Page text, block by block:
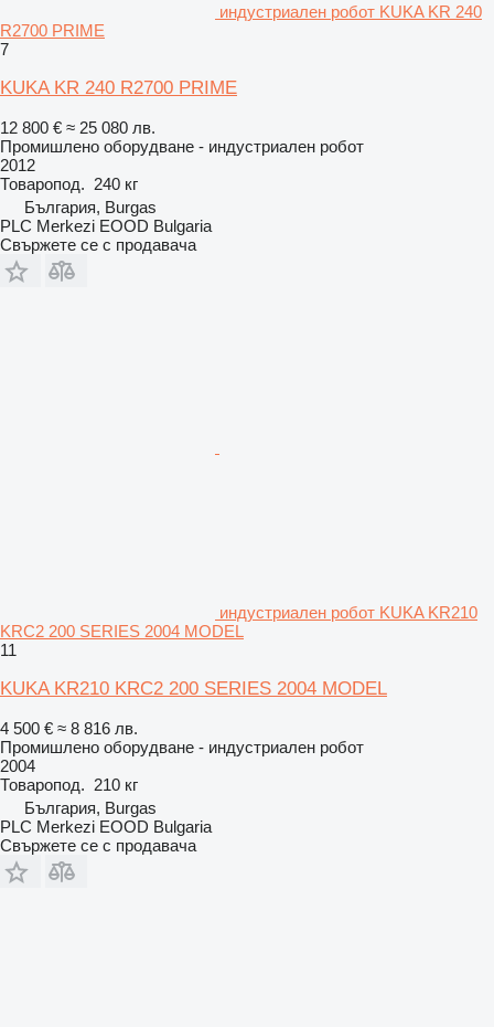
индустриален робот KUKA KR 240
R2700 PRIME
7
KUKA KR 240 R2700 PRIME
12 800 € ≈ 25 080 лв.
Промишлено оборудване - индустриален робот
2012
Товаропод. 240 кг
България, Burgas
PLC Merkezi EOOD Bulgaria
Свържете се с продавача
индустриален робот KUKA KR210
KRC2 200 SERIES 2004 MODEL
11
KUKA KR210 KRC2 200 SERIES 2004 MODEL
4 500 € ≈ 8 816 лв.
Промишлено оборудване - индустриален робот
2004
Товаропод. 210 кг
България, Burgas
PLC Merkezi EOOD Bulgaria
Свържете се с продавача